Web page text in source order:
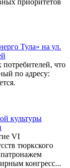
Тула» на ул.
что
по адресу:
культуры
VI
тюркского
конгресс...